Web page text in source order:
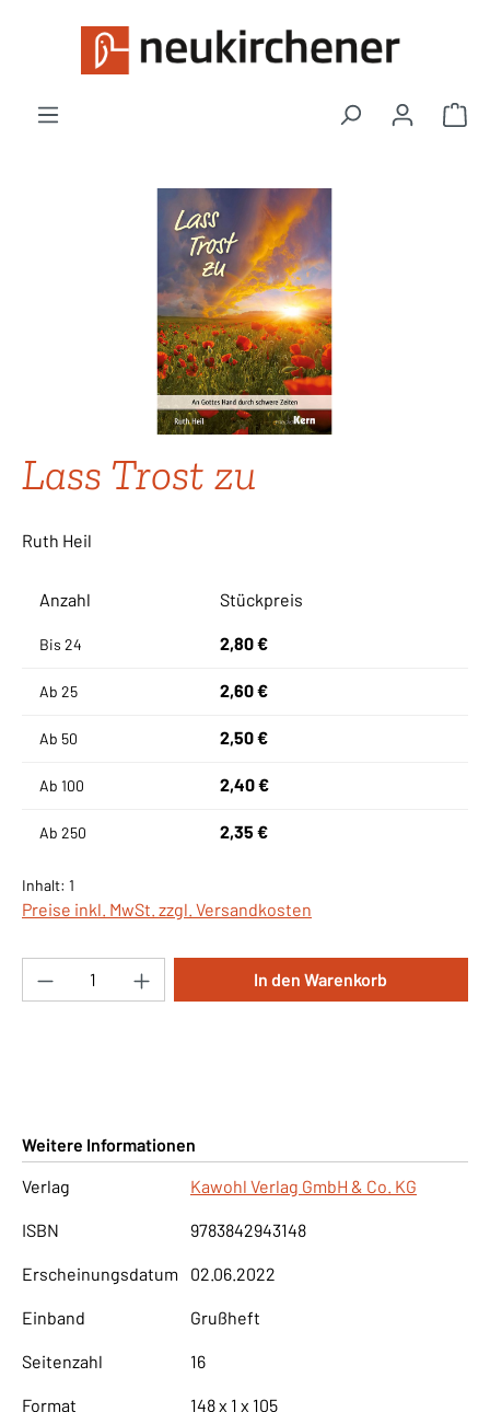
Zum Hauptinhalt springen
Bildergalerie überspringen
Lass Trost zu
Ruth Heil
Anzahl Stückpreis
Bis 24 2,80 €
Ab 25 2,60 €
Ab 50 2,50 €
Ab 100 2,40 €
Ab 250 2,35 €
Inhalt: 1
Preise inkl. MwSt. zzgl. Versandkosten
Produkt Anzahl: Gib den gewünschten
In den Warenkorb
Weitere Informationen
Verlag
Kawohl Verlag GmbH & Co. KG
ISBN 9783842943148
Erscheinungsdatum 02.06.2022
Einband Grußheft
Seitenzahl 16
Format 148 x 1 x 105